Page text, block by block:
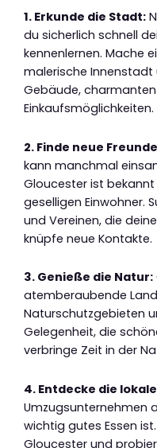
1. Erkunde die Stadt:
du sicherlich schnell
kennenlernen. Mache
malerische
Gebäude,
Einkaufsmöglichkeiten.
2. Finde neue
kann manchmal
Gloucester ist
geselligen Einwohner.
und Vereinen, die
knüpfe neue Kontakte.
3. Genieße die Natur:
atemberaubende
Naturschutzgebieten
Gelegenheit, die
verbringe Zeit in der
4. Entdecke die
Umzugsunternehmen
wichtig gutes Essen
Gloucester und